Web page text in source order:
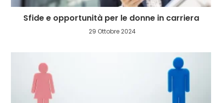
Sfide e opportunità per le donne in carriera
29 Ottobre 2024